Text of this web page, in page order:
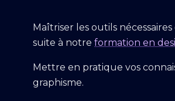
Maîtriser les outils
suite à notre formation en
Mettre en pratique vos
graphisme.